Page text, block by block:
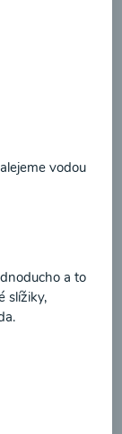
vodou
a to
slížiky,